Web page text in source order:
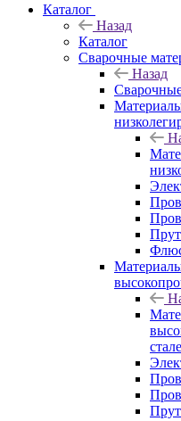
Каталог
Назад
Каталог
Сварочные
Назад